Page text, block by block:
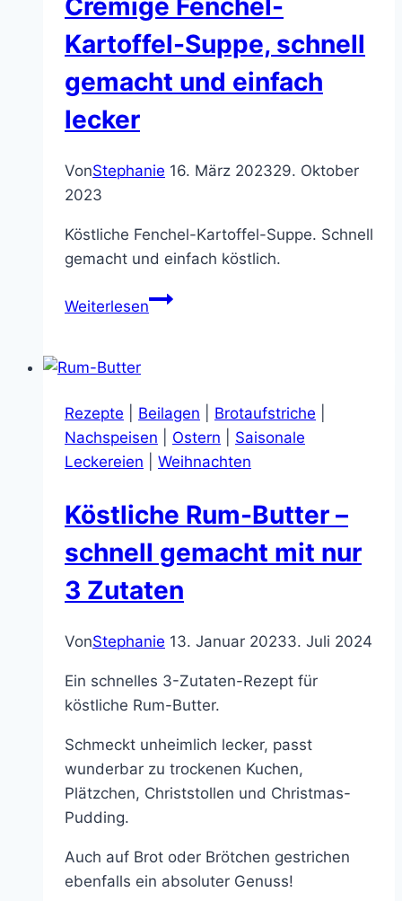
unheimlich
lecker
Cremige Fenchel-
Kartoffel-Suppe, schnell
gemacht und einfach
lecker
VonStephanie 16. März 202329. Oktober
2023
Köstliche Fenchel-Kartoffel-Suppe. Schnell
gemacht und einfach köstlich.
WeiterlesenCremige
gemacht
und
einfach
Rezepte Beilagen Brotaufstriche
Nachspeisen
Ostern
Saisonale
Leckereien
Weihnachten
Köstliche Rum-Butter –
schnell gemacht mit nur
3 Zutaten
VonStephanie 13. Januar 20233. Juli 2024
Ein schnelles 3-Zutaten-Rezept für
köstliche Rum-Butter.
Schmeckt unheimlich lecker, passt
wunderbar zu trockenen Kuchen,
Plätzchen, Christstollen und Christmas-
Pudding.
Auch auf Brot oder Brötchen gestrichen
ebenfalls ein absoluter Genuss!